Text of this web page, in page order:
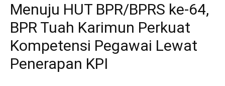
Menuju HUT BPR/BPRS ke-64,
BPR Tuah Karimun Perkuat
Kompetensi Pegawai Lewat
Penerapan KPI